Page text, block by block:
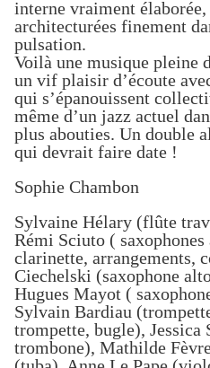
interne vraiment
architecturées finement
pulsation.
Voilà une musique pleine
un vif plaisir d’écoute
qui s’épanouissent
même d’un jazz actuel
plus abouties. Un double
qui devrait faire date !
Sophie Chambon
Sylvaine Hélary (flûte
Rémi Sciuto (
clarinette, arrangements,
Ciechelski (saxophone
Hugues Mayot (
Sylvain Bardiau (
trompette, bugle), Jessica
trombone), Mathilde